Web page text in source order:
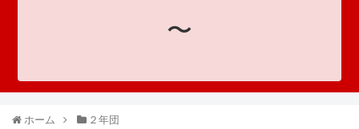
〜
ホーム ２年団